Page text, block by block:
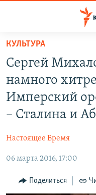
Вернуться
основному
содержанию
Вернутся
главной
Вернутся
СПЕЦПРОЕКТЫ
КАРТА ВОЕННЫХ
ВОДА
ИСТОРИЯ
ИНТЕРАКТИВ
ИНФОГРАФИКА
ТЕЛЕПРОЕКТ
РАДІО СВОБОДА
КАК ОБОЙТИ
КУЛЬТУРА
Сергей
намного
Имперский
– Сталина и
Настоящее Время
06 марта 2016, 17:00
Поделиться